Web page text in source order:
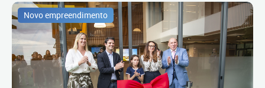
Novo empreendimento